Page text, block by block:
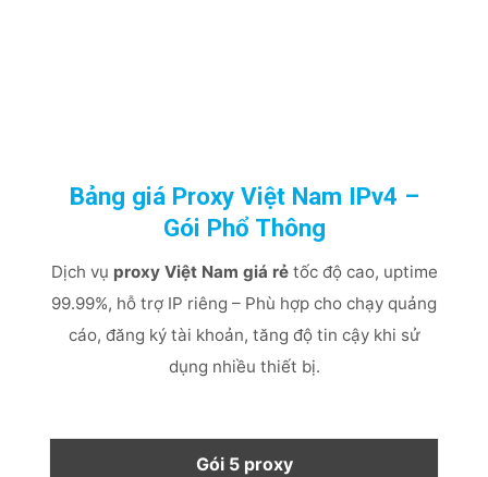
Bảng giá Proxy Việt Nam IPv4 –
Gói Phổ Thông
Dịch vụ proxy Việt Nam giá rẻtốc độ cao, uptime
99.99%, hỗ trợ IP riêng – Phù hợp cho chạy quảng
cáo, đăng ký tài khoản, tăng độ tin cậy khi sử
dụng nhiều thiết bị.
Gói 5 proxy